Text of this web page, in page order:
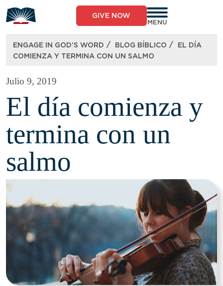
to
content
GIVE NOW
MENU
ENGAGE IN GOD’S WORD / BLOG BÍBLICO /
EL DÍA
COMIENZA Y TERMINA CON UN SALMO
Julio 9, 2019
El día comienza y
termina con un
salmo